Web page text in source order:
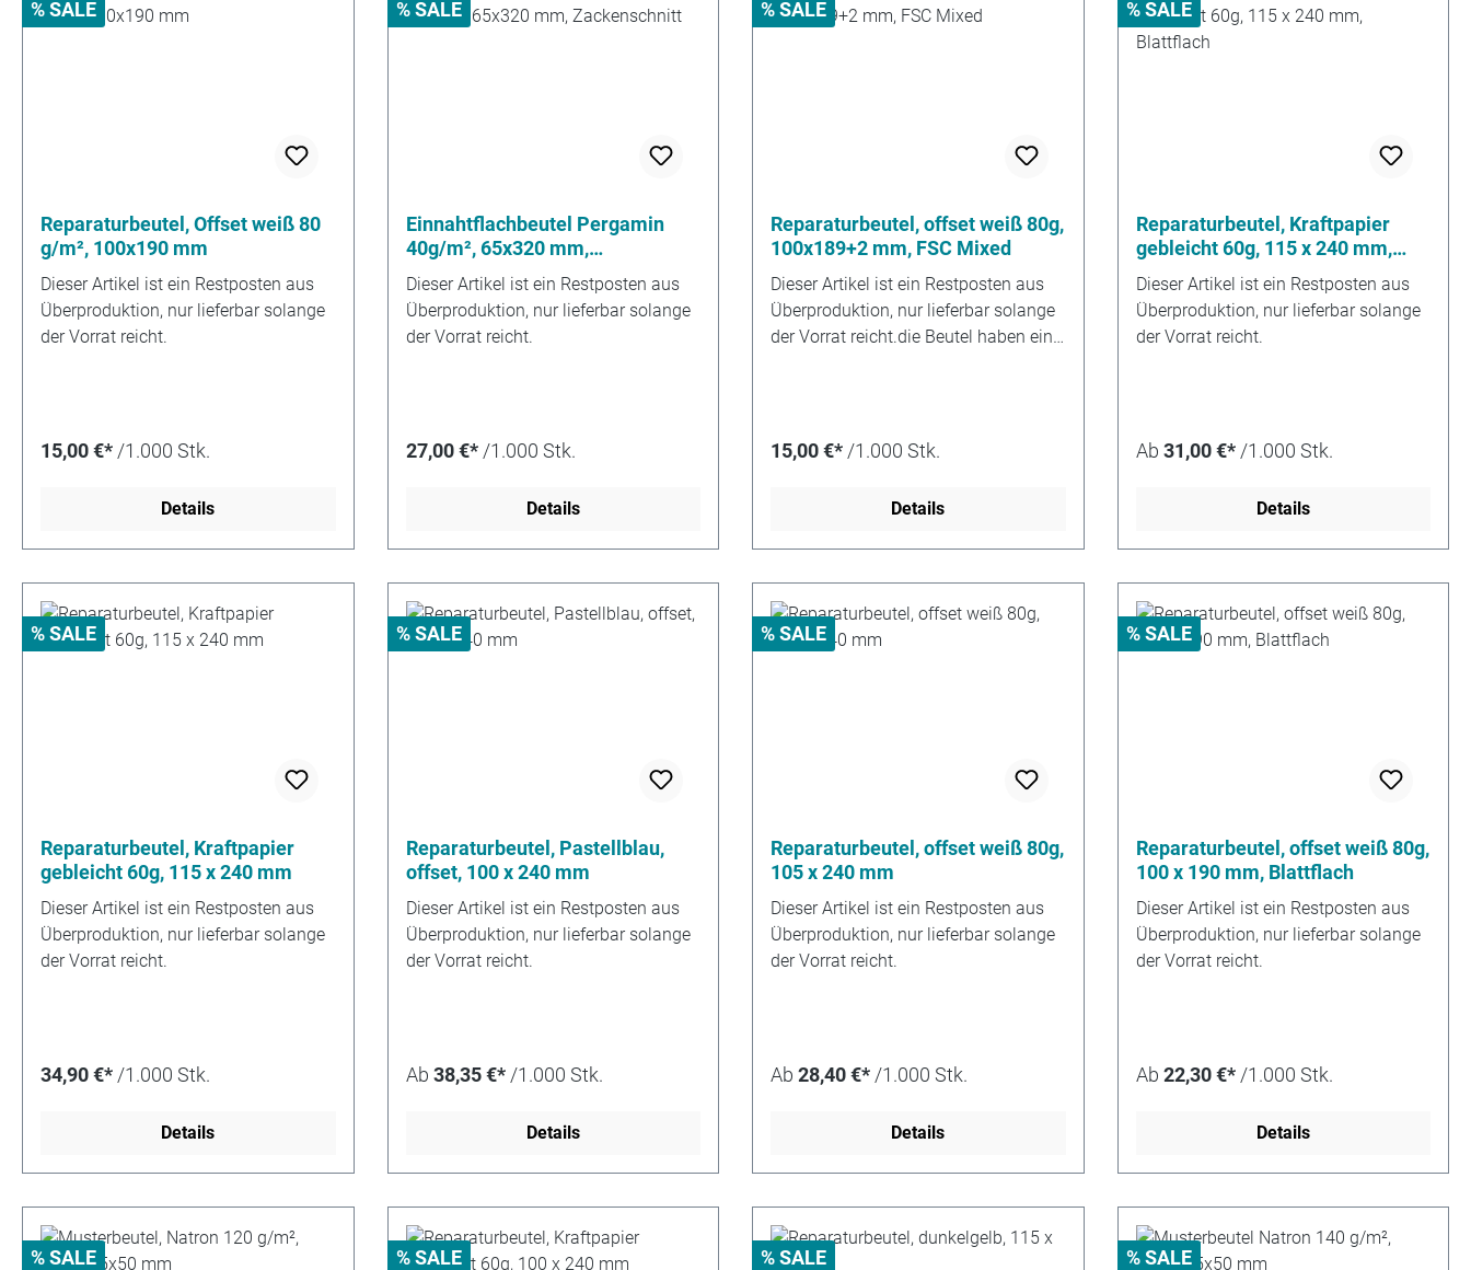
% SALE
Reparaturbeutel, Offset weiß 80
g/m², 100x190 mm
Dieser Artikel ist ein Restposten aus
Überproduktion, nur lieferbar solange
der Vorrat reicht.
15,00 €* /1.000 Stk.
Details
% SALE
Einnahtflachbeutel Pergamin
40g/m², 65x320 mm,
Zackenschnitt
Dieser Artikel ist ein Restposten aus
Überproduktion, nur lieferbar solange
der Vorrat reicht.
27,00 €* /1.000 Stk.
Details
% SALE
Reparaturbeutel, offset weiß 80g,
100x189+2 mm, FSC Mixed
Dieser Artikel ist ein Restposten aus
Überproduktion, nur lieferbar solange
der Vorrat reicht.die Beutel haben eine
15,00 €* /1.000 Stk.
Details
% SALE
Reparaturbeutel, Kraftpapier
gebleicht 60g, 115 x 240 mm,
Blattflach
Dieser Artikel ist ein Restposten aus
Überproduktion, nur lieferbar solange
der Vorrat reicht.
Ab 31,00 €* /1.000 Stk.
Details
% SALE
Reparaturbeutel, Kraftpapier
gebleicht 60g, 115 x 240 mm
Dieser Artikel ist ein Restposten aus
Überproduktion, nur lieferbar solange
der Vorrat reicht.
34,90 €* /1.000 Stk.
Details
% SALE
Reparaturbeutel, Pastellblau,
offset, 100 x 240 mm
Dieser Artikel ist ein Restposten aus
Überproduktion, nur lieferbar solange
der Vorrat reicht.
Ab 38,35 €* /1.000 Stk.
Details
% SALE
Reparaturbeutel, offset weiß 80g,
105 x 240 mm
Dieser Artikel ist ein Restposten aus
Überproduktion, nur lieferbar solange
der Vorrat reicht.
Ab 28,40 €* /1.000 Stk.
Details
% SALE
Reparaturbeutel, offset weiß 80g,
100 x 190 mm, Blattflach
Dieser Artikel ist ein Restposten aus
Überproduktion, nur lieferbar solange
der Vorrat reicht.
Ab 22,30 €* /1.000 Stk.
Details
% SALE % SALE % SALE % SALE